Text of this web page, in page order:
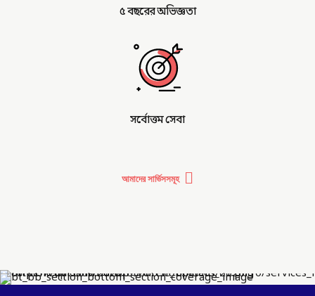
৫ বছরের অভিজ্ঞতা
সর্বোত্তম সেবা
আমাদের সার্ভিসসমূহ